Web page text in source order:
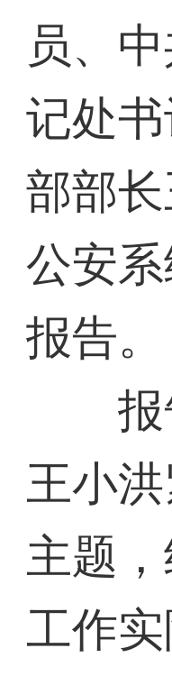
员、
记处
部部
公安
报告。
报
王小
主题
工作